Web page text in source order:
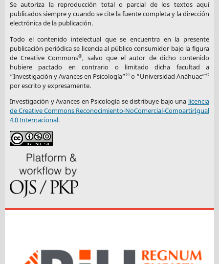
Se autoriza la reproducción total o parcial de los textos aquí
publicados siempre y cuando se cite la fuente completa y la dirección
electrónica de la publicación.
Todo el contenido intelectual que se encuentra en la presente
publicación periódica se licencia al público consumidor bajo la figura
de Creative Commons©, salvo que el autor de dicho contenido
hubiere pactado en contrario o limitado dicha facultad a
“Investigación y Avances en Psicología”© o “Universidad Anáhuac”©
por escrito y expresamente.
Investigación y Avances en Psicología se distribuye bajo una licencia
de Creative Commons Reconocimiento-NoComercial-CompartirIgual
4.0 Internacional.